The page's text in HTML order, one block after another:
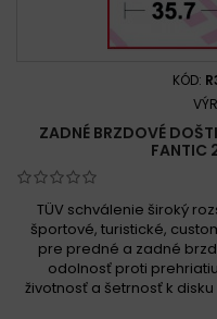
KÓD:
ZADNÉ BRZDOVÉ
FANTIC
TÜV schválenie široký
športové, turistické,
pre predné a zadné
odolnosť proti
životnosť a šetrnosť k